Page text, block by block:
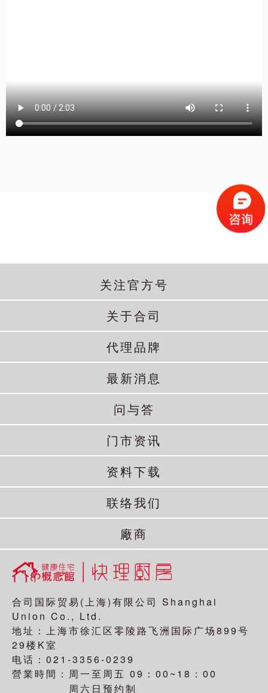
关注官方号
关于合司
代理品牌
最新消息
问与答
门市资讯
资料下载
联络我们
廠商
合司国际贸易(上海)有限公司 Shanghai
Union Co., Ltd.
地址：上海市徐汇区零陵路飞洲国际广场899号
29楼K室
电话：021-3356-0239
營業時間：
周一至周五 09：00~18：00
周六日预约制